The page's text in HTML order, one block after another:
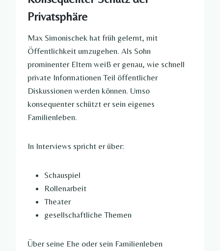
Privatsphäre
Max Simonischek hat früh gelernt, mit
Öffentlichkeit umzugehen. Als Sohn
prominenter Eltern weiß er genau, wie schnell
private Informationen Teil öffentlicher
Diskussionen werden können. Umso
konsequenter schützt er sein eigenes
Familienleben.
In Interviews spricht er über:
Schauspiel
Rollenarbeit
Theater
gesellschaftliche Themen
Über seine Ehe oder sein Familienleben